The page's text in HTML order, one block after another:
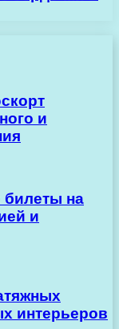
и
на
и
интерьеров